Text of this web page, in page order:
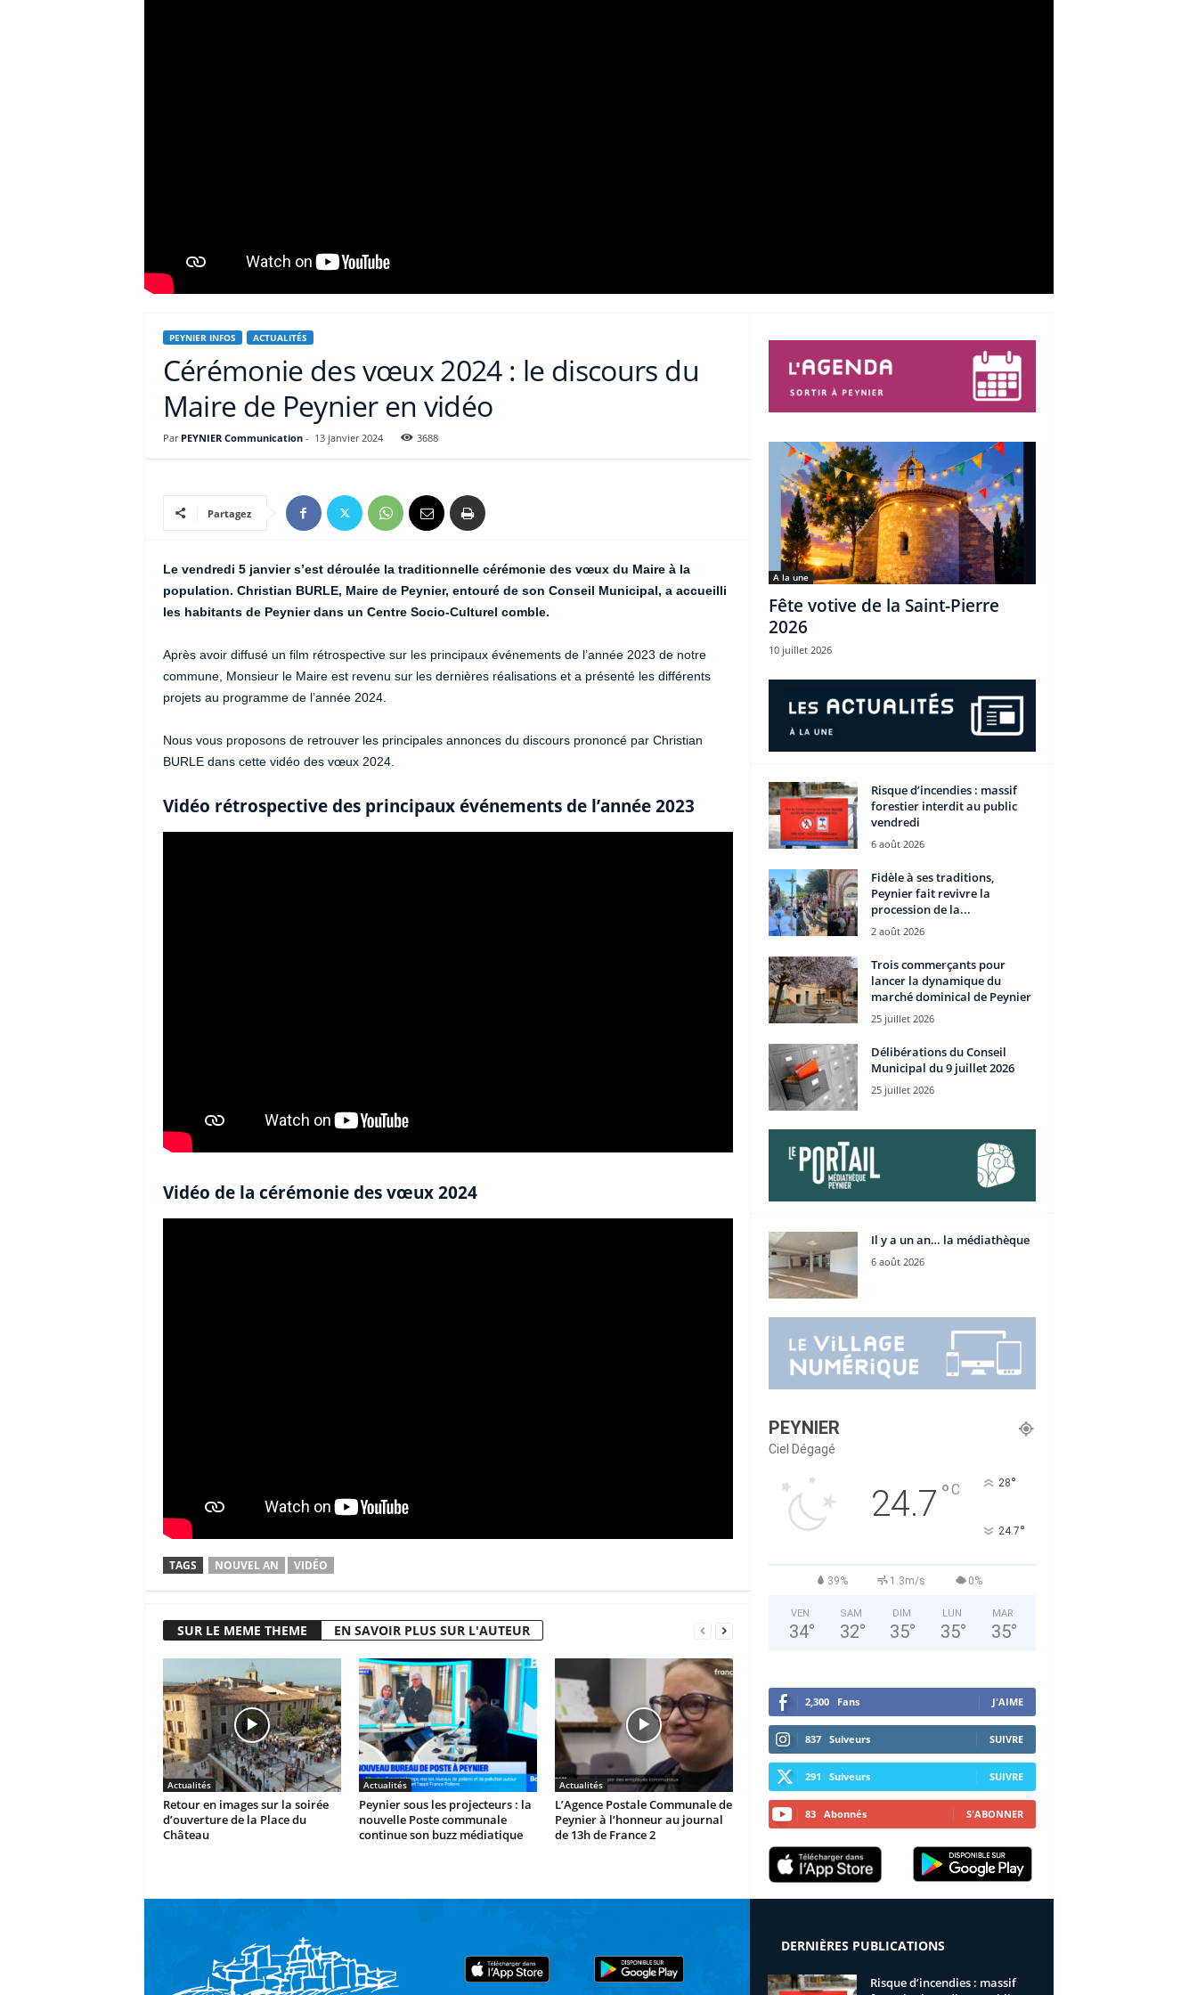
PEYNIER INFOS ACTUALITÉS
Cérémonie des vœux 2024 : le discours du
Maire de Peynier en vidéo
Par PEYNIER Communication- 13 janvier 2024 3688
Partagez
Le vendredi 5 janvier s’est déroulée la traditionnelle cérémonie des vœux du Maire à la
population. Christian BURLE, Maire de Peynier, entouré de son Conseil Municipal, a accueilli
les habitants de Peynier dans un Centre Socio-Culturel comble.
Après avoir diffusé un film rétrospective sur les principaux événements de l’année 2023 de notre
commune, Monsieur le Maire est revenu sur les dernières réalisations et a présenté les différents
projets au programme de l’année 2024.
Nous vous proposons de retrouver les principales annonces du discours prononcé par Christian
BURLE dans cette vidéo des vœux 2024.
Vidéo rétrospective des principaux événements de l’année 2023
Vidéo de la cérémonie des vœux 2024
TAGS NOUVEL AN VIDÉO
SUR LE MEME THEME EN SAVOIR PLUS SUR L'AUTEUR
Actualités
Retour en images sur la soirée
d’ouverture de la Place du
Château
Actualités
Peynier sous les projecteurs : la
nouvelle Poste communale
continue son buzz médiatique
Actualités
L’Agence Postale Communale de
Peynier à l’honneur au journal
de 13h de France 2
A la une
Fête votive de la Saint-Pierre
2026
10 juillet 2026
Risque d’incendies : massif
forestier interdit au public
vendredi
6 août 2026
Fidèle à ses traditions,
Peynier fait revivre la
procession de la...
2 août 2026
Trois commerçants pour
lancer la dynamique du
marché dominical de Peynier
25 juillet 2026
Délibérations du Conseil
Municipal du 9 juillet 2026
25 juillet 2026
Il y a un an… la médiathèque
6 août 2026
PEYNIER
Ciel Dégagé
24.7 °C 28°
24.7°
39% 1.3m/s 0%
VEN
34°
SAM
32°
DIM
35°
LUN
35°
MAR
35°
2,300 Fans J'AIME
837 Suiveurs SUIVRE
291 Suiveurs SUIVRE
83 Abonnés S'ABONNER
DERNIÈRES PUBLICATIONS
Risque d’incendies : massif